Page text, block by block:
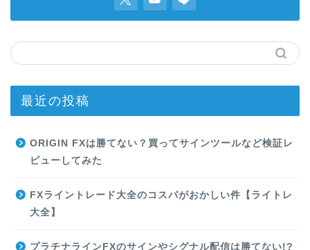
最近の投稿
ORIGIN FXは勝てない？買ってサインツールなど検証レ
ビューしてみた
FXライントレード大全のコスパがおかしい件【ライトレ
大全】
プラチナラインFXのサインやシグナル配信は勝てない!?